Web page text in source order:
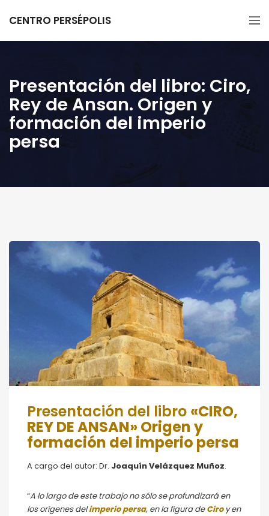
CENTRO PERSÉPOLIS
Presentación del libro: Ciro,
Rey de Ansan. Origen y
formación del imperio
persa
Presentación del libro «CIRO,
REY DE ANSAN» Origen y
formación del imperio persa
A cargo del autor: Dr. Joaquín Velázquez Muñoz.
“A lo largo de este trabajo no sólo se profundizará en
los orígenes delimperio persa, en la figura deCiro y en